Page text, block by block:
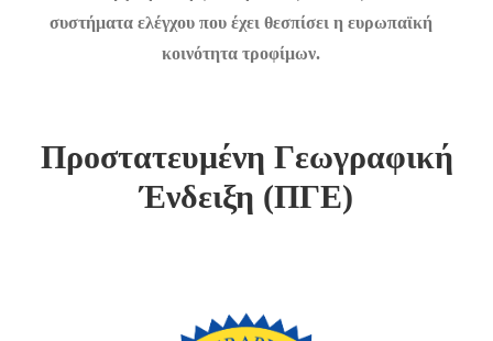
συστήματα ελέγχου που έχει θεσπίσει η ευρωπαϊκή
κοινότητα τροφίμων.
Προστατευμένη Γεωγραφική
Ένδειξη (ΠΓΕ)